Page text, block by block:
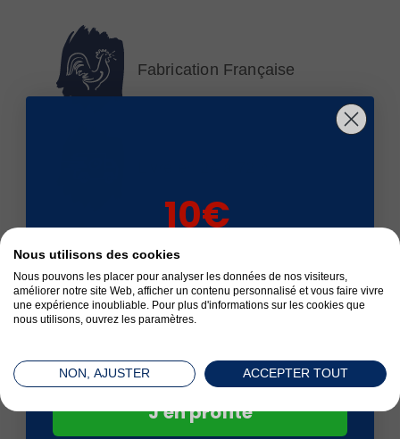
Fabrication Française
Paiement sécurisé
Nous utilisons des cookies
Nous pouvons les placer pour analyser les données de nos visiteurs,
améliorer notre site Web, afficher un contenu personnalisé et vous faire vivre
une expérience inoubliable. Pour plus d'informations sur les cookies que
nous utilisons, ouvrez les paramètres.
ACCEPTER TOUT
NON, AJUSTER
10€
sur votre 1ère
commande*
J'en profite